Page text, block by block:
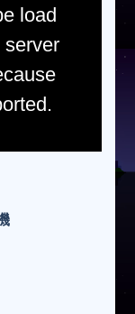
load
server